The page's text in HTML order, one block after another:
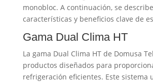
monobloc. A continuación, se
características y beneficios clave de
Gama Dual Clima HT
La gama Dual Clima HT de Domusa
productos diseñados para
refrigeración eficientes. Este sistema